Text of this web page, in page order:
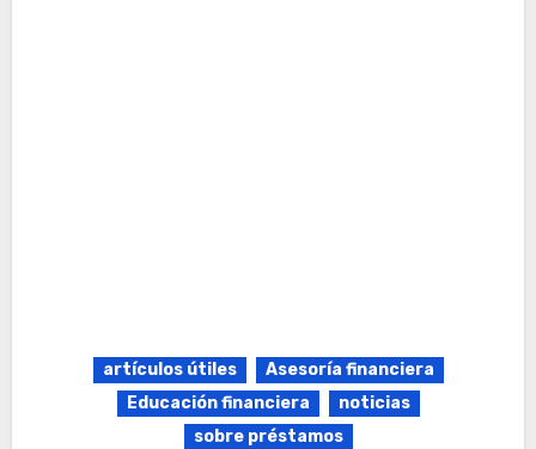
artículos útiles
Asesoría financiera
Educación financiera
noticias
sobre préstamos